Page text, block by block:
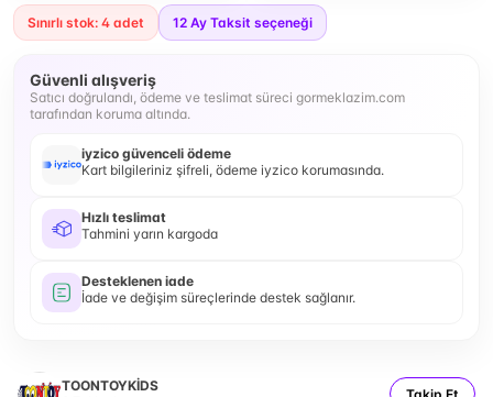
Sınırlı stok: 4 adet 12 Ay Taksit seçeneği
Güvenli alışveriş
Satıcı doğrulandı, ödeme ve teslimat süreci gormeklazim.com
tarafından koruma altında.
iyzico güvenceli ödeme
Kart bilgileriniz şifreli, ödeme iyzico korumasında.
Hızlı teslimat
Tahmini yarın kargoda
Desteklenen iade
İade ve değişim süreçlerinde destek sağlanır.
TOONTOYKİDS
Takip Et